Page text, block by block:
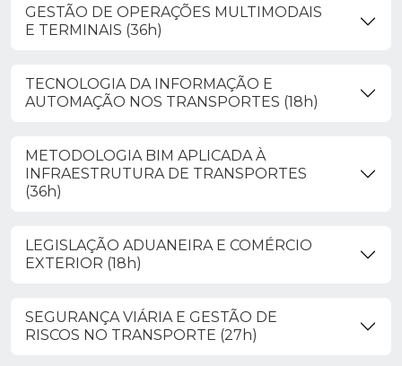
GESTÃO DE OPERAÇÕES MULTIMODAIS
E TERMINAIS (36h)
TECNOLOGIA DA INFORMAÇÃO E
AUTOMAÇÃO NOS TRANSPORTES (18h)
METODOLOGIA BIM APLICADA À
INFRAESTRUTURA DE TRANSPORTES
(36h)
LEGISLAÇÃO ADUANEIRA E COMÉRCIO
EXTERIOR (18h)
SEGURANÇA VIÁRIA E GESTÃO DE
RISCOS NO TRANSPORTE (27h)